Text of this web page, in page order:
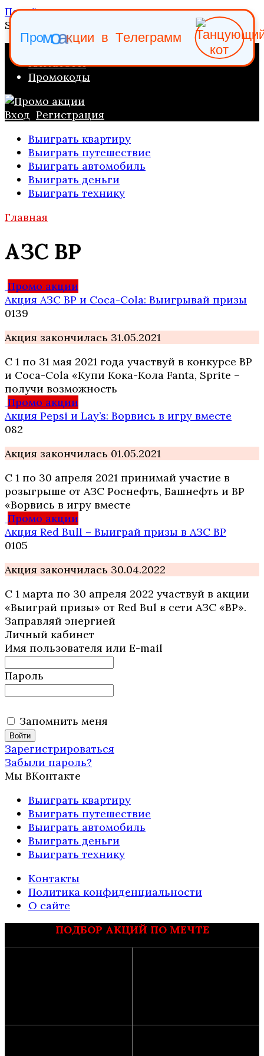
Перейти к содержанию
Search for:
КАТАЛОГИ
Промокоды
Вход Регистрация
Выиграть квартиру
Выиграть путешествие
Выиграть автомобиль
Выиграть деньги
Выиграть технику
Главная
АЗС ВР
Промо акции
Акция АЗС ВР и Coca-Cola: Выигрывай призы
0139
Акция закончилась 31.05.2021
С 1 по 31 мая 2021 года участвуй в конкурсе BP
и Coca-Cola «Купи Кока-Кола Fanta, Sprite –
получи возможность
Промо акции
Акция Pepsi и Lay’s: Ворвись в игру вместе
082
Акция закончилась 01.05.2021
С 1 по 30 апреля 2021 принимай участие в
розыгрыше от АЗС Роснефть, Башнефть и BP
«Ворвись в игру вместе
Промо акции
Акция Red Bull – Выиграй призы в АЗС ВР
0105
Акция закончилась 30.04.2022
С 1 марта по 30 апреля 2022 участвуй в акции
«Выиграй призы» от Red Bul в сети АЗС «ВР».
Заправляй энергией
Личный кабинет
Имя пользователя или E-mail
Пароль
Запомнить меня
Зарегистрироваться
Забыли пароль?
Мы ВКонтакте
Выиграть квартиру
Выиграть путешествие
Выиграть автомобиль
Выиграть деньги
Выиграть технику
Контакты
Политика конфиденциальности
О сайте
ПОДБОР АКЦИЙ ПО МЕЧТЕ
Промоакции в Телеграмм